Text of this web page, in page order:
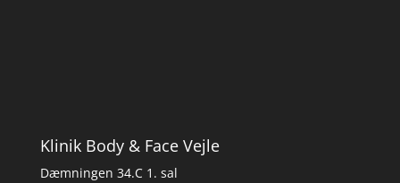
Klinik Body & Face Vejle
Dæmningen 34.C 1. sal